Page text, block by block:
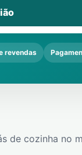
revendas
de cozinha no